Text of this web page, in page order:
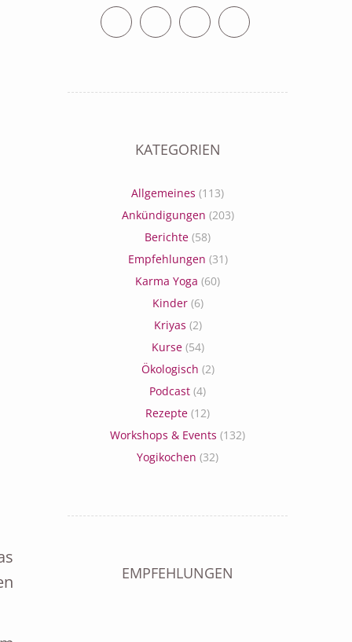
TwitterFacebookVimeo RSS Feed
KATEGORIEN
Allgemeines (113)
Ankündigungen (203)
Berichte (58)
Empfehlungen (31)
Karma Yoga (60)
Kinder(6)
Kriyas (2)
Kurse(54)
Ökologisch (2)
Podcast (4)
Rezepte (12)
Workshops & Events (132)
Yogikochen (32)
EMPFEHLUNGEN